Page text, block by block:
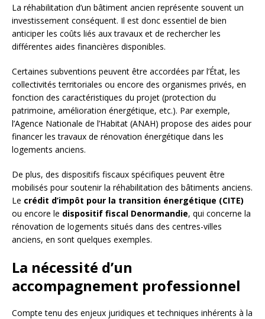
La réhabilitation d’un bâtiment ancien représente souvent un
investissement conséquent. Il est donc essentiel de bien
anticiper les coûts liés aux travaux et de rechercher les
différentes aides financières disponibles.
Certaines subventions peuvent être accordées par l’État, les
collectivités territoriales ou encore des organismes privés, en
fonction des caractéristiques du projet (protection du
patrimoine, amélioration énergétique, etc.). Par exemple,
l’Agence Nationale de l’Habitat (ANAH) propose des aides pour
financer les travaux de rénovation énergétique dans les
logements anciens.
De plus, des dispositifs fiscaux spécifiques peuvent être
mobilisés pour soutenir la réhabilitation des bâtiments anciens.
Le crédit d’impôt pour la transition énergétique (CITE)
ou encore le dispositif fiscal Denormandie, qui concerne la
rénovation de logements situés dans des centres-villes
anciens, en sont quelques exemples.
La nécessité d’un
accompagnement professionnel
Compte tenu des enjeux juridiques et techniques inhérents à la